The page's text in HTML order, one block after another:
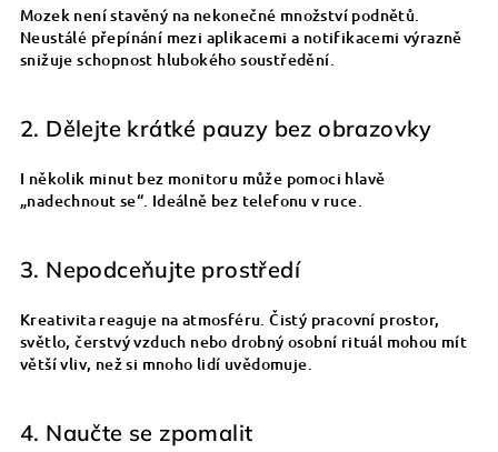
Mozek není stavěný na nekonečné množství podnětů.
Neustálé přepínání mezi aplikacemi a notifikacemi výrazně
snižuje schopnost hlubokého soustředění.
2. Dělejte krátké pauzy bez obrazovky
I několik minut bez monitoru může pomoci hlavě
„nadechnout se“. Ideálně bez telefonu v ruce.
3. Nepodceňujte prostředí
Kreativita reaguje na atmosféru. Čistý pracovní prostor,
světlo, čerstvý vzduch nebo drobný osobní rituál mohou mít
větší vliv, než si mnoho lidí uvědomuje.
4. Naučte se zpomalit